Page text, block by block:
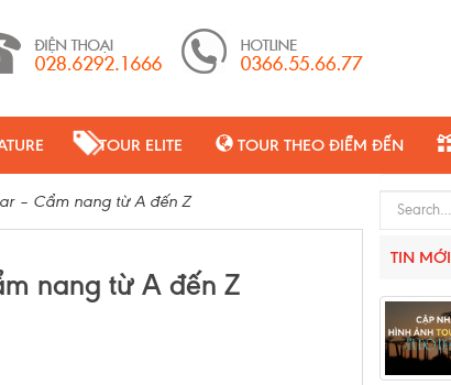
TOUR ELITE TOUR THEO ĐIỂM ĐẾN
– Cẩm nang từ A đến Z
nang từ A đến Z
Search for:
TIN MỚI